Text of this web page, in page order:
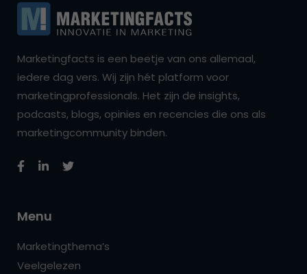
Marketingfacts is een beetje van ons allemaal,
iedere dag vers. Wij zijn hét platform voor
marketingprofessionals. Het zijn de insights,
podcasts, blogs, opinies en recencies die ons als
marketingcommunity binden.
Menu
Marketingthema’s
Veelgelezen